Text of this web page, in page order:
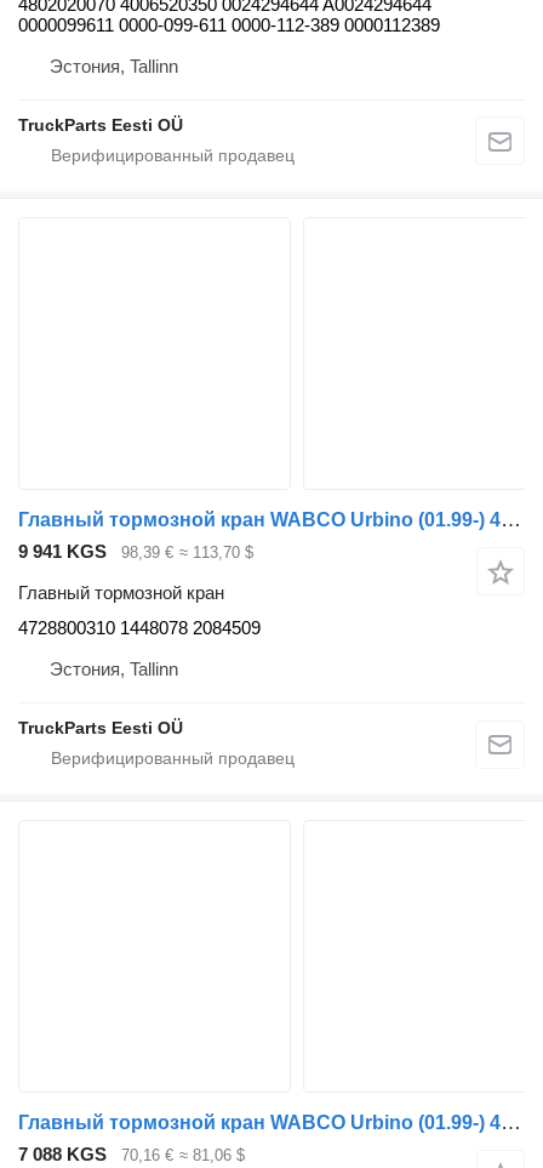
0000099611 0000-099-611 0000-112-389 0000112389
Эстония, Tallinn
TruckParts Eesti OÜ
Главный тормозной кран WABCO Urbino (01.99-) 4728800310 для автобуса Solaris Urbino, Alpino, Vacanza (1999-)
9 941 KGS 98,39 € ≈ 113,70 $
Главный тормозной кран
4728800310 1448078 2084509
Эстония, Tallinn
TruckParts Eesti OÜ
Главный тормозной кран WABCO Urbino (01.99-) 4802020040 для автобуса Solaris Urbino, Alpino, Vacanza (1999-)
7 088 KGS 70,16 € ≈ 81,06 $